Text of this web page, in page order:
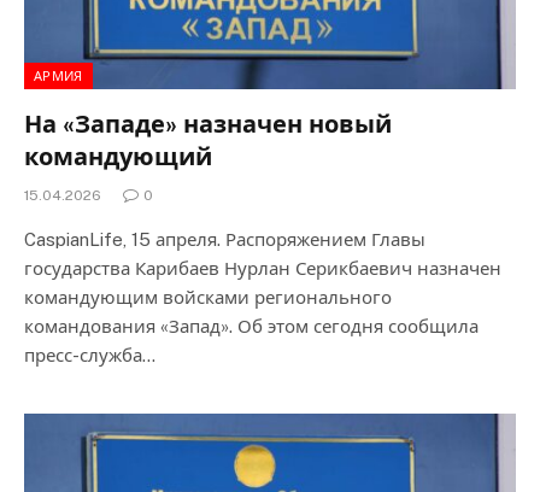
АРМИЯ
На «Западе» назначен новый
командующий
15.04.2026 0
CaspianLife, 15 апреля. Распоряжением Главы
государства Карибаев Нурлан Серикбаевич назначен
командующим войсками регионального
командования «Запад». Об этом сегодня сообщила
пресс-служба…